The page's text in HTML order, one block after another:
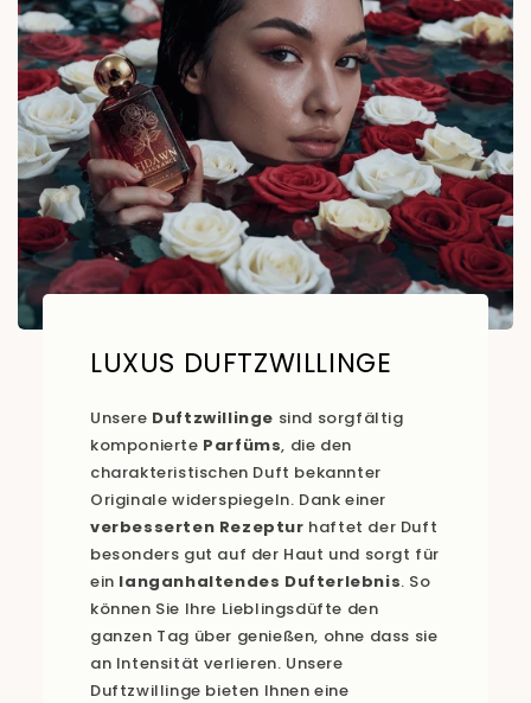
LUXUS DUFTZWILLINGE
Unsere Duftzwillinge sind sorgfältig
komponierte Parfüms, die den
charakteristischen Duft bekannter
Originale widerspiegeln. Dank einer
verbesserten Rezeptur haftet der Duft
besonders gut auf der Haut und sorgt für
ein langanhaltendes Dufterlebnis. So
können Sie Ihre Lieblingsdüfte den
ganzen Tag über genießen, ohne dass sie
an Intensität verlieren. Unsere
Duftzwillinge bieten Ihnen eine